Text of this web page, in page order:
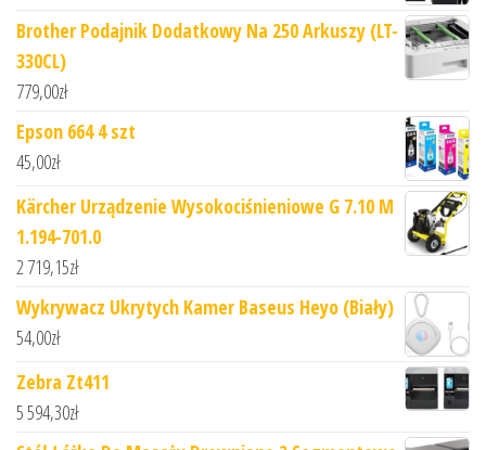
Brother Podajnik Dodatkowy Na 250 Arkuszy (LT-
330CL)
779,00zł
Epson 664 4 szt
45,00zł
Kärcher Urządzenie Wysokociśnieniowe G 7.10 M
1.194-701.0
2 719,15zł
Wykrywacz Ukrytych Kamer Baseus Heyo (Biały)
54,00zł
Zebra Zt411
5 594,30zł